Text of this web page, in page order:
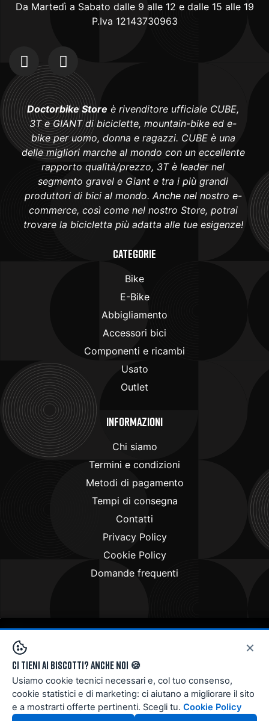
Da Martedì a Sabato dalle 9 alle 12 e dalle 15 alle 19
P.Iva 12143730963
Doctorbike Store è rivenditore ufficiale CUBE,
3T e GIANT di biciclette, mountain-bike ed e-
bike per uomo, donna e ragazzi. CUBE è una
delle migliori marche al mondo con un eccellente
rapporto qualità/prezzo, 3T è leader nel
segmento gravel e Giant e tra i più grandi
produttori di bici al mondo. Anche nel nostro e-
commerce, così come nel nostro Store, potrai
trovare la bicicletta più adatta alle tue esigenze!
Categorie
Bike
E-Bike
Abbigliamento
Accessori bici
Componenti e ricambi
Usato
Outlet
Informazioni
Chi siamo
Termini e condizioni
Metodi di pagamento
Tempi di consegna
Contatti
Privacy Policy
Cookie Policy
Domande frequenti
Copyright © 2024 . All rights reserved
×
Ci tieni ai biscotti? Anche noi 🍪
Usiamo cookie tecnici necessari e, col tuo consenso,
cookie statistici e di marketing: ci aiutano a migliorare il sito
e a mostrarti offerte pertinenti. Scegli tu. Cookie Policy